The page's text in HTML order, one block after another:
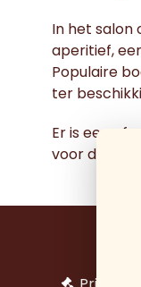
In het salon
aperitief,
Populaire
ter
Er is een
voor de